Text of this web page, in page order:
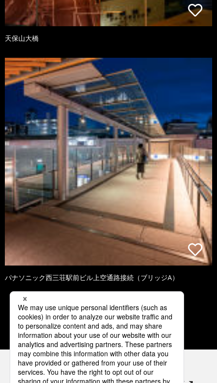
天保山大橋
パナソニック西三荘駅前ビル上空通路接続（ブリッジA）
1 2 3 4 5
パナソニックの電気設備 SNSアカウント